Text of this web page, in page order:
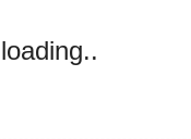
loading..